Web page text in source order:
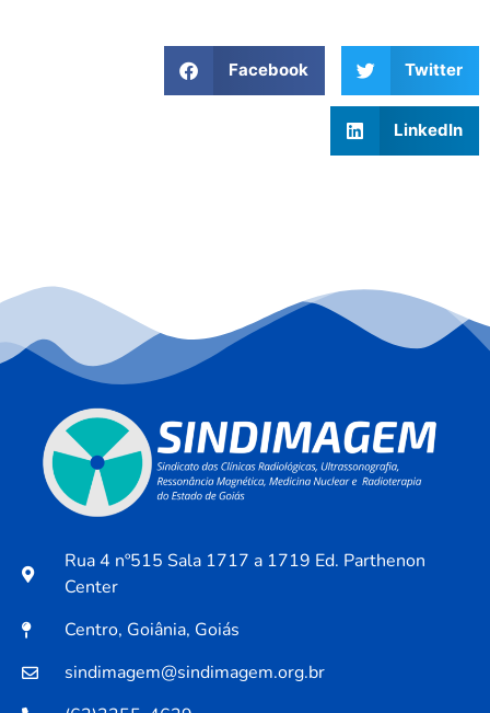
Facebook Twitter
LinkedIn
Rua 4 nº515 Sala 1717 a 1719 Ed. Parthenon
Center
Centro, Goiânia, Goiás
sindimagem@sindimagem.org.br